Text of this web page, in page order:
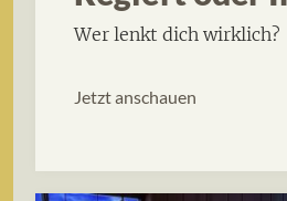
Wer lenkt dich wirklich?
Jetzt anschauen